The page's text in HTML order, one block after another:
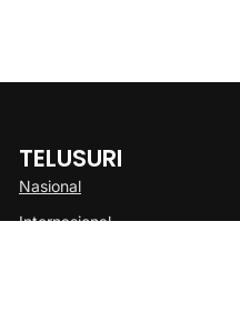
TELUSURI
Nasional
Internasional